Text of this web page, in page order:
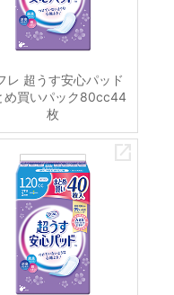
レ 超うす安心パッド
め買いパック80cc44
枚